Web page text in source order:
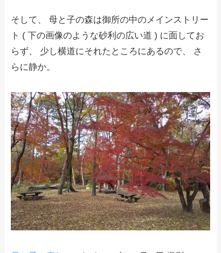
そして、 母と子の森は御所の中のメインストリー
ト ( 下の画像のような砂利の広い道 ) に面してお
らず、 少し横道にそれたところにあるので、 さ
らに静か。